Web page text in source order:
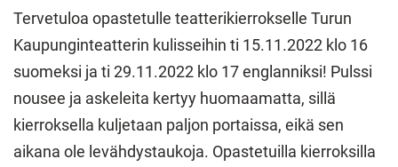
Tervetuloa opastetulle teatterikierrokselle Turun
Kaupunginteatterin kulisseihin ti 15.11.2022 klo 16
suomeksi ja ti 29.11.2022 klo 17 englanniksi! Pulssi
nousee ja askeleita kertyy huomaamatta, sillä
kierroksella kuljetaan paljon portaissa, eikä sen
aikana ole levähdystaukoja. Opastetuilla kierroksilla